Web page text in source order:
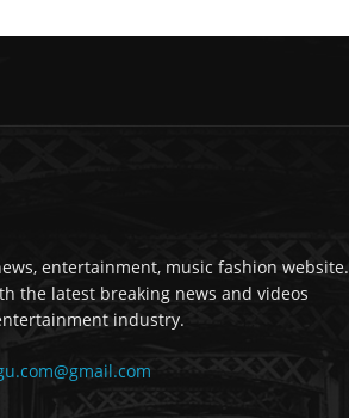
entertainment, music fashion website.
the latest breaking news and videos
industry.